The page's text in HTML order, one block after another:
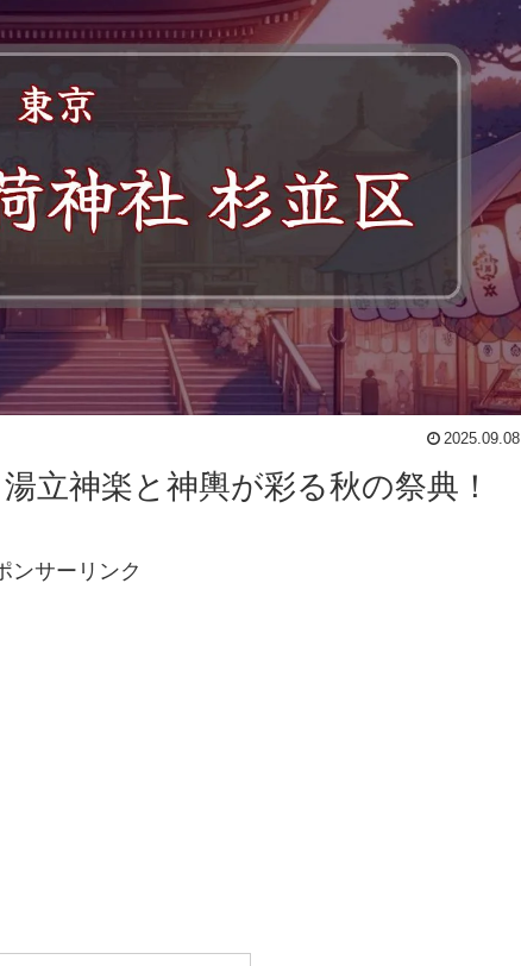
2025.09.08
立神楽と神輿が彩る秋の祭典！
ンサーリンク